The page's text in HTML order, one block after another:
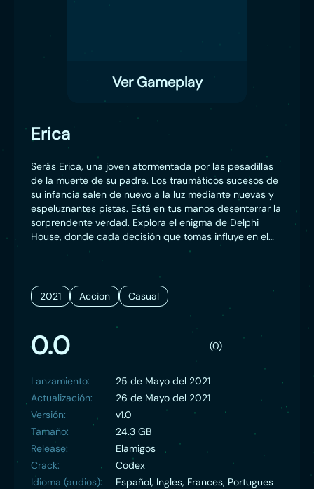
Ver Gameplay
Erica
Serás Erica, una joven atormentada por las pesadillas
de la muerte de su padre. Los traumáticos sucesos de
su infancia salen de nuevo a la luz mediante nuevas y
espeluznantes pistas. Está en tus manos desenterrar la
sorprendente verdad. Explora el enigma de Delphi
House, donde cada decisión que tomas influye en el
desarrollo del juego, y descubre los múltiples finales de
2021 Accion Casual
0.0 (0)
Lanzamiento:
25 de Mayo del 2021
Actualización:
26 de Mayo del 2021
Versión:
v1.0
Tamaño:
24.3 GB
Release:
Elamigos
Crack:
Codex
Idioma (audios):
Español, Ingles, Frances, Portugues